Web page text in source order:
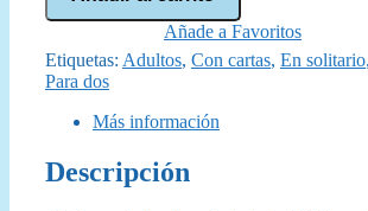
Snow
Añade a Favoritos
Etiquetas: Adultos, Con cartas, En solitario,
Para dos
Más información
Descripción